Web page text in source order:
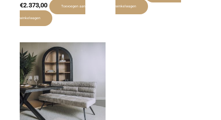
€2.373,00 Toevoegen aan
winkelwagen
winkelwagen